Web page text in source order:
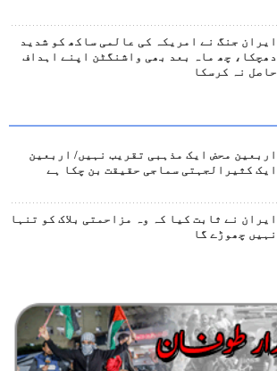
ایران جنگ نے امریکہ کی عالمی ساکھ کو شدید
دھچکا، چھ ماہ بعد بھی واشنگٹن اپنے اہداف
حاصل نہ کرسکا
اربعین محض ایک مذہبی تقریب نہیں/ اربعین
ایک کثیرالجہتی سماجی حقیقت بن چکا ہے
ایران نے ثابت کیا کہ وہ مزاحمتی بلاک کو تنہا
نہیں چھوڑے گا